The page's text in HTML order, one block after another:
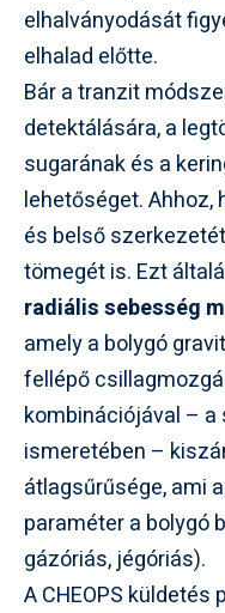
elhalványodását
elhalad előtte.
Bár a tranzit
detektálására, a
sugarának és a
lehetőséget.
és belső
tömegét is. Ezt
radiális sebesség
amely a bolygó
fellépő
kombinációjával – a
ismeretében –
átlagsűrűsége, ami
paraméter a bolygó
gázóriás, jégóriás).
A CHEOPS